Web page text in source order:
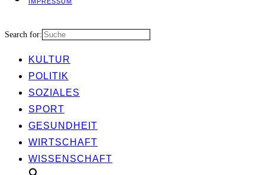
Search for:
KUL­TUR
POLI­TIK
SOZIA­LES
SPORT
GESUND­HEIT
WIRT­SCHAFT
WIS­SEN­SCHAFT